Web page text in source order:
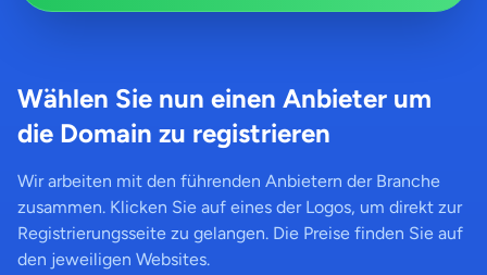
Wählen Sie nun einen Anbieter um
die Domain zu registrieren
Wir arbeiten mit den führenden Anbietern der Branche
zusammen. Klicken Sie auf eines der Logos, um direkt zur
Registrierungsseite zu gelangen. Die Preise finden Sie auf
den jeweiligen Websites.